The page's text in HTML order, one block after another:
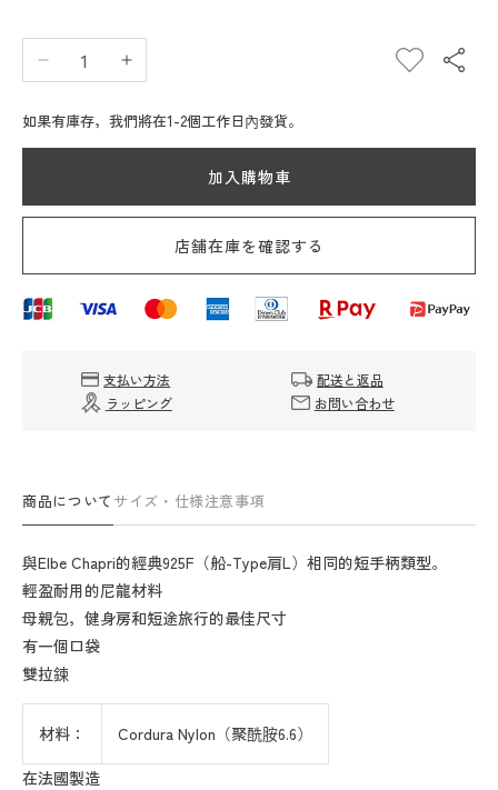
Herve
裝
Type
Tote
L
Elbe
Herve
裝
Type
Tote
數
量
如果有庫存，我們將在1-2個工作日內發貨。
加入購物車
店舗在庫を確認する
支払い方法
配送と返品
ラッピング
お問い合わせ
商品について サイズ・仕様注意事項
與Elbe Chapri的經典925F（船-Type肩L）相同的短手柄類型。
輕盈耐用的尼龍材料
母親包，健身房和短途旅行的最佳尺寸
有一個口袋
雙拉鍊
材料：
Cordura Nylon（聚酰胺6.6）
在法國製造